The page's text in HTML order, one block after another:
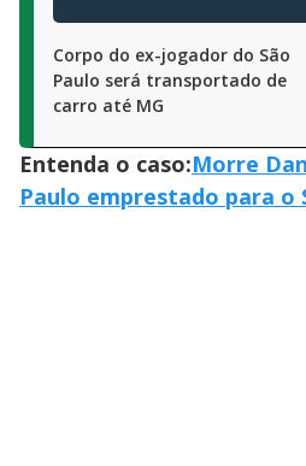
Corpo do ex-jogador do São
Paulo será transportado de
carro até MG
Entenda o caso:Morre
Paulo emprestado para o